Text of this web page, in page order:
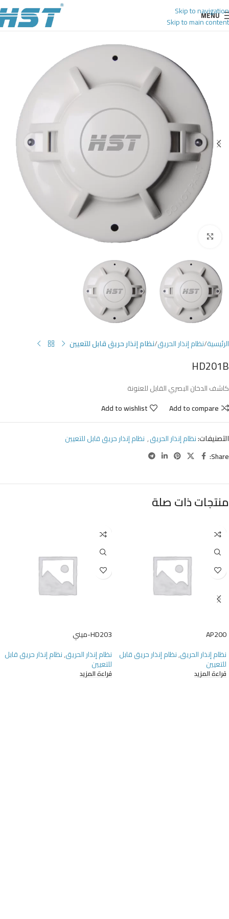
Skip to navigation
Skip to main content
MENU
Click to enlarge
الرئيسية نظام إنذار الحريق نظام إنذار حريق قابل للتعيين
HD201B
كاشف الدخان البصري القابل للعنونة
Add to compare
Add to wishlist
التصنيفات:نظام إنذار الحريق, نظام إنذار حريق قابل للتعيين
Share:
منتجات ذات صلة
AP200
نظام إنذار الحريق,نظام إنذار حريق قابل
للتعيين
قراءة المزيد
HD203-ميني
نظام إنذار الحريق,نظام إنذار حريق قابل
للتعيين
قراءة المزيد